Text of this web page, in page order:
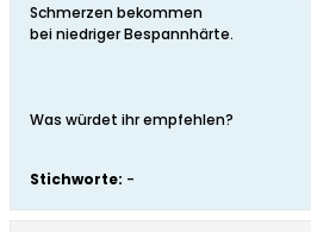
Schmerzen bekommen
bei niedriger Bespannhärte.
Was würdet ihr empfehlen?
Stichworte: -